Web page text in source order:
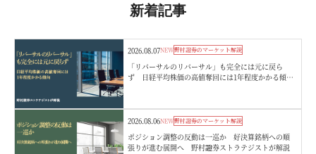
新着記事
2026.08.07NEW野村證券のマーケット解説
「リバーサルのリバーサル」も完全には元に戻ら
ず 日経平均株価の高値奪回には1年程度かかる傾
2026.08.06NEW野村證券のマーケット解説
ポジション調整の反動は一巡か 好決算銘柄への順
張りが進む展開へ 野村證券ストラテジストが解説